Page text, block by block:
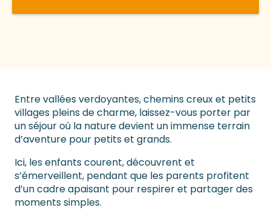
Entre vallées verdoyantes, chemins creux et petits
villages pleins de charme, laissez-vous porter par
un séjour où la nature devient un immense terrain
d’aventure pour petits et grands.
Ici, les enfants courent, découvrent et
s’émerveillent, pendant que les parents profitent
d’un cadre apaisant pour respirer et partager des
moments simples.